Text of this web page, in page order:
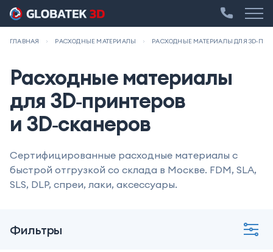
ГЛАВНАЯ РАСХОДНЫЕ МАТЕРИАЛЫ РАСХОДНЫЕ МАТЕРИАЛЫ ДЛЯ
Расходные материалы
для 3D‑принтеров
и 3D‑сканеров
Сертифицированные расходные материалы с
быстрой отгрузкой со склада в Москве. FDM, SLA,
SLS, DLP, спреи, лаки, аксессуары.
Фильтры